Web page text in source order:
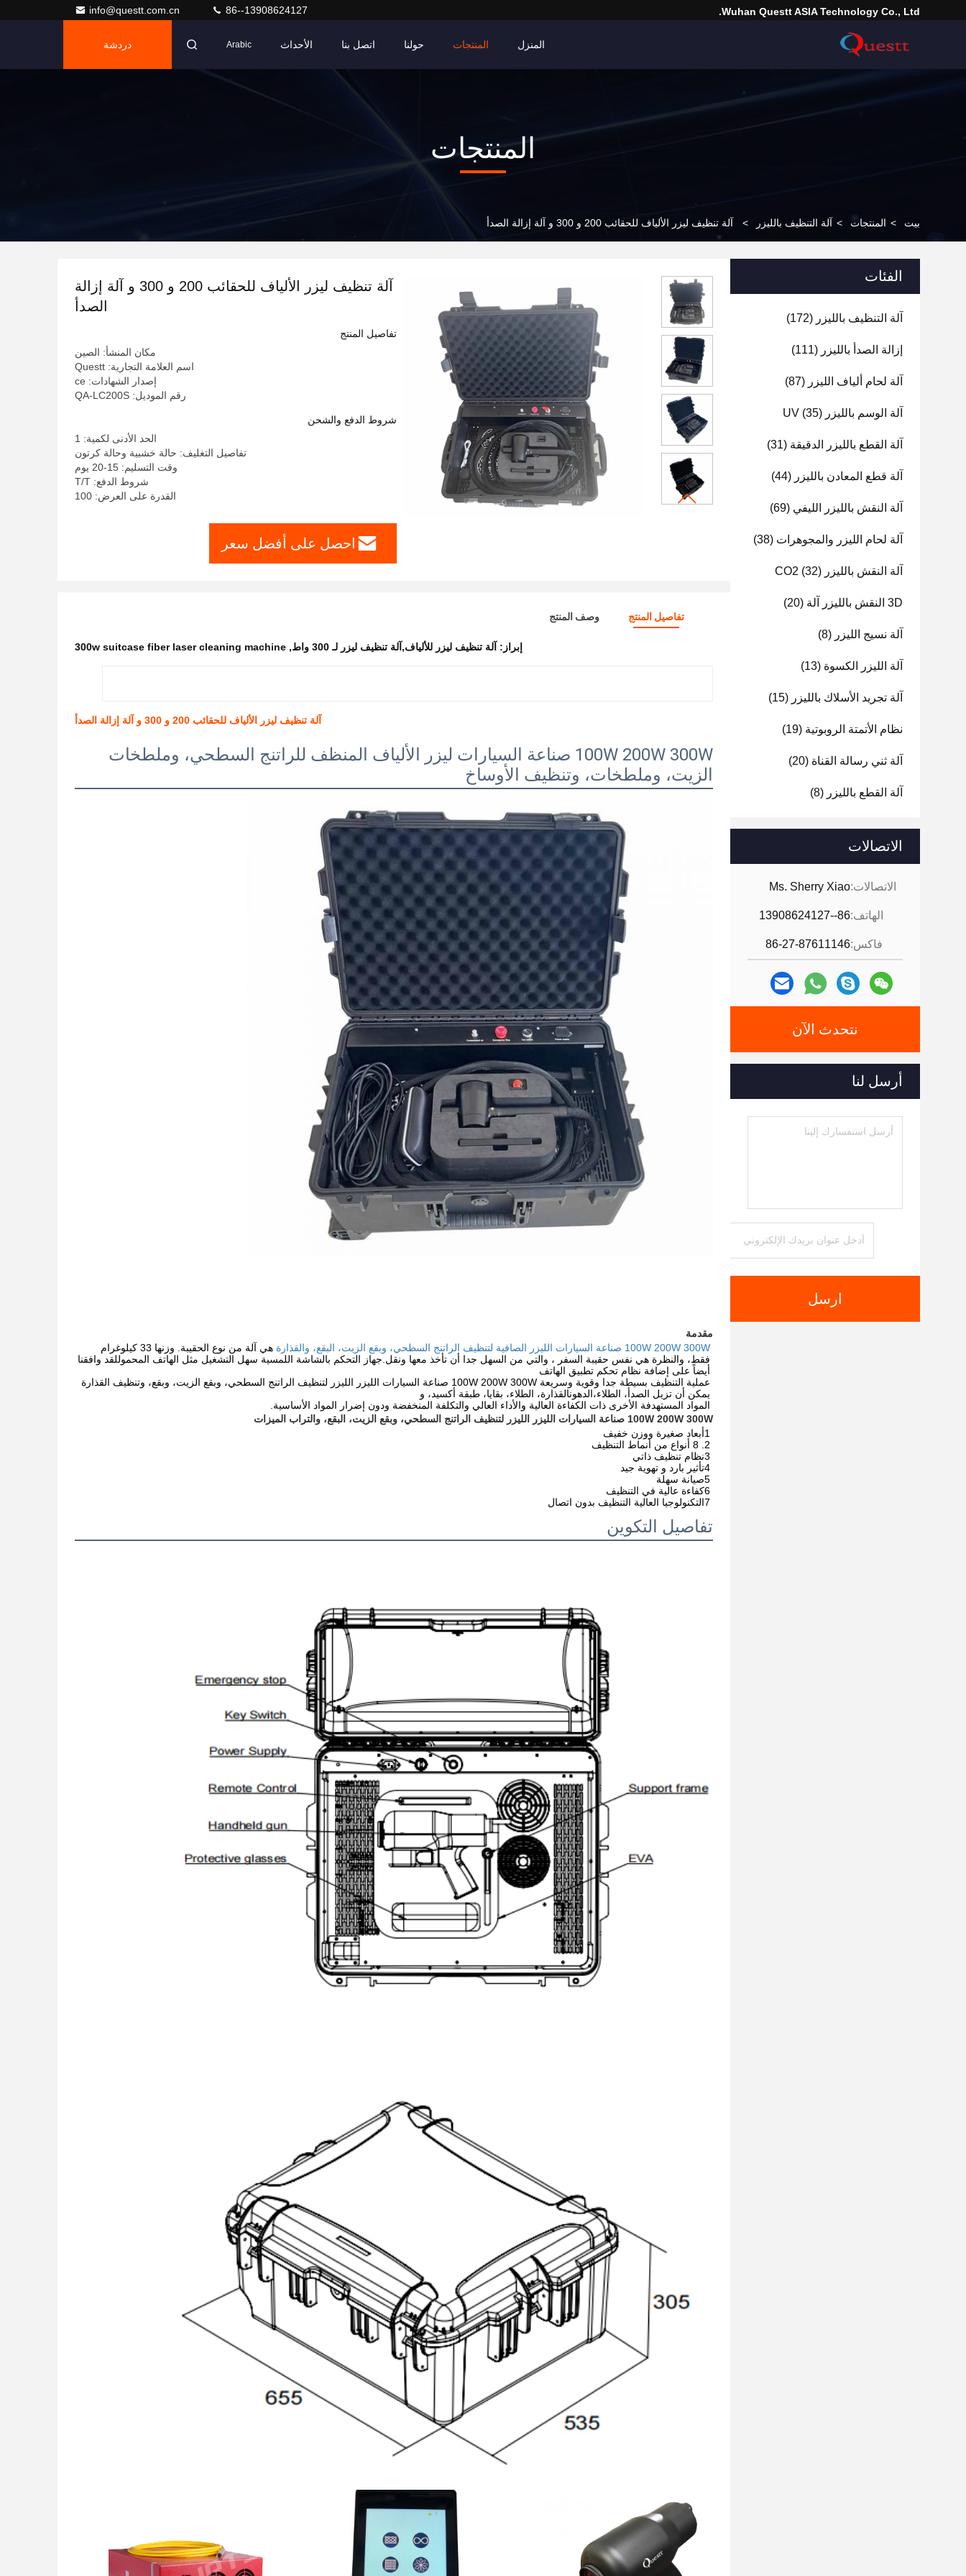
Wuhan Questt ASIA Technology Co., Ltd.
info@questt.com.cn 86--13908624127
المنزل المنتجات حولنا اتصل بنا الأحداث Arabic دردشة
المنتجات
بيت > المنتجات > آلة التنظيف بالليزر > آلة تنظيف ليزر الألياف للحقائب 200 و 300 و آلة إزالة الصدأ
الفئات
آلة التنظيف بالليزر (172)
إزالة الصدأ بالليزر (111)
آلة لحام ألياف الليزر (87)
آلة الوسم بالليزر UV (35)
آلة القطع بالليزر الدقيقة (31)
آلة قطع المعادن بالليزر (44)
آلة النقش بالليزر الليفي (69)
آلة لحام الليزر والمجوهرات (38)
آلة النقش بالليزر CO2 (32)
3D النقش بالليزر آلة (20)
آلة نسيج الليزر (8)
آلة الليزر الكسوة (13)
آلة تجريد الأسلاك بالليزر (15)
نظام الأتمتة الروبوتية (19)
آلة ثني رسالة القناة (20)
آلة القطع بالليزر (8)
الاتصالات
الاتصالات:Ms. Sherry Xiao
الهاتف:86--13908624127
فاكس:86-27-87611146
نتحدث الآن
أرسل لنا
ارسل
آلة تنظيف ليزر الألياف للحقائب 200 و 300 و آلة إزالة
الصدأ
تفاصيل المنتج
مكان المنشأ: الصين
اسم العلامة التجارية: Questt
إصدار الشهادات: ce
رقم الموديل: QA-LC200S
شروط الدفع والشحن
الحد الأدنى لكمية: 1
تفاصيل التغليف: حالة خشبية وحالة كرتون
وقت التسليم: 15-20 يوم
شروط الدفع: T/T
القدرة على العرض: 100
احصل على أفضل سعر
تفاصيل المنتج وصف المنتج
إبراز: آلة تنظيف ليزر للألياف,آلة تنظيف ليزر لـ 300 واط ,
300w suitcase fiber laser cleaning machine
آلة تنظيف ليزر الألياف للحقائب 200 و 300 و آلة إزالة الصدأ
100W 200W 300W صناعة السيارات ليزر الألياف المنظف للراتنج السطحي، وملطخات
الزيت، وملطخات، وتنظيف الأوساخ
مقدمة
100W 200W 300W صناعة السيارات الليزر الصافية لتنظيف الراتنج السطحي، وبقع الزيت، البقع، والقذارة
هي آلة من نوع الحقيبة. وزنها 33 كيلوغرام
فقط، والنظرة هي نفس حقيبة السفر ، والتي من السهل جدا أن تأخذ معها ونقل.جهاز التحكم بالشاشة اللمسية سهل التشغيل مثل الهاتف المحموللقد وافقنا
أيضاً على إضافة نظام تحكم تطبيق الهاتف
عملية التنظيف بسيطة جدا وقوية وسريعة 100W 200W 300W صناعة السيارات الليزر الليزر لتنظيف الراتنج السطحي، وبقع الزيت، وبقع، وتنظيف القذارة
يمكن أن تزيل الصدأ، الطلاء،الدهونالقذارة، الطلاء، بقايا، طبقة أكسيد، و
المواد المستهدفة الأخرى ذات الكفاءة العالية والأداء العالي والتكلفة المنخفضة ودون إضرار المواد الأساسية.
100W 200W 300W صناعة السيارات الليزر الليزر لتنظيف الراتنج السطحي، وبقع الزيت، البقع، والتراب الميزات
1أبعاد صغيرة ووزن خفيف
2. 8 أنواع من أنماط التنظيف
3نظام تنظيف ذاتي
4تأثير بارد و تهوية جيد
5صيانة سهلة
6كفاءة عالية في التنظيف
7التكنولوجيا العالية التنظيف بدون اتصال
تفاصيل التكوين